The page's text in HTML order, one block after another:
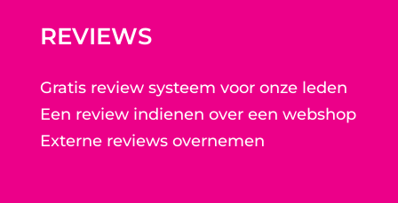
REVIEWS
Gratis review systeem voor onze leden
Een review indienen over een webshop
Externe reviews overnemen